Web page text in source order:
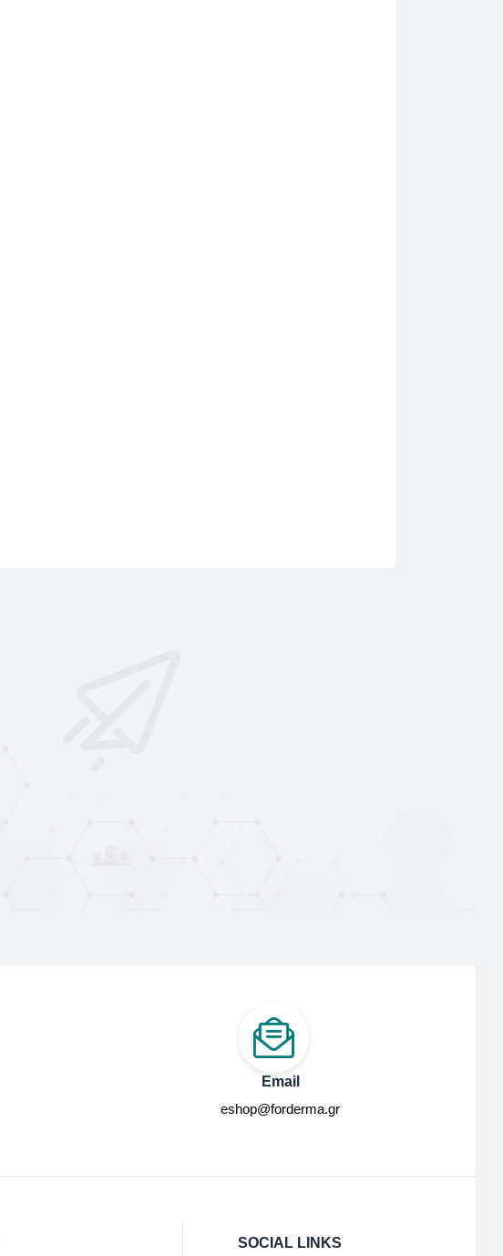
Email
eshop@forderma.gr
SOCIAL LINKS